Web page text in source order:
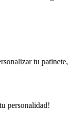
tu patinete,
personalidad!